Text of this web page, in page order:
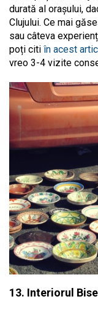
durată al orașului,
Clujului. Ce mai
sau câteva
poți citi în acest
vreo 3-4 vizite
13. Interiorul